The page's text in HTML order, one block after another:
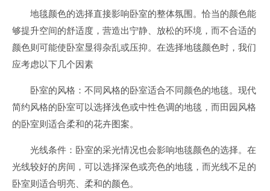
地毯颜色的选择直接影响卧室的整体氛围。恰当的颜色能
够提升空间的舒适度，营造出宁静、放松的环境，而不合适的
颜色则可能使卧室显得杂乱或压抑。在选择地毯颜色时，我们
应考虑以下几个因素
卧室的风格：不同风格的卧室适合不同颜色的地毯。现代
简约风格的卧室可以选择浅色或中性色调的地毯，而田园风格
的卧室则适合柔和的花卉图案。
光线条件：卧室的采光情况也会影响地毯颜色的选择。在
光线较好的房间，可以选择深色或亮色的地毯，而光线不足的
卧室则适合明亮、柔和的颜色。